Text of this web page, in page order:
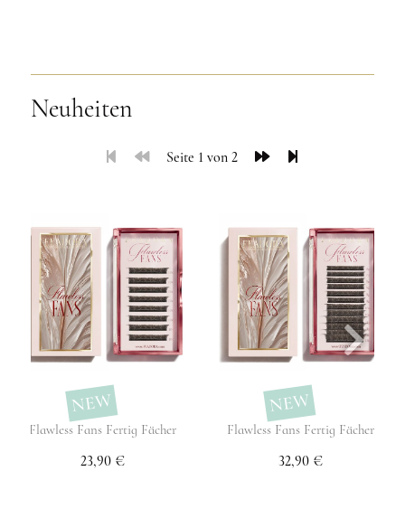
Neuheiten
Seite 1 von 2
NEW
Flawless Fans Fertig Fächer
23,90 €
NEW
Flawless Fans Fertig Fächer
32,90 €